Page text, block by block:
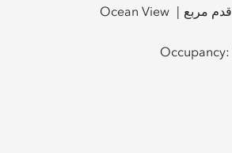
قدم مربع Ocean View
Occupancy: